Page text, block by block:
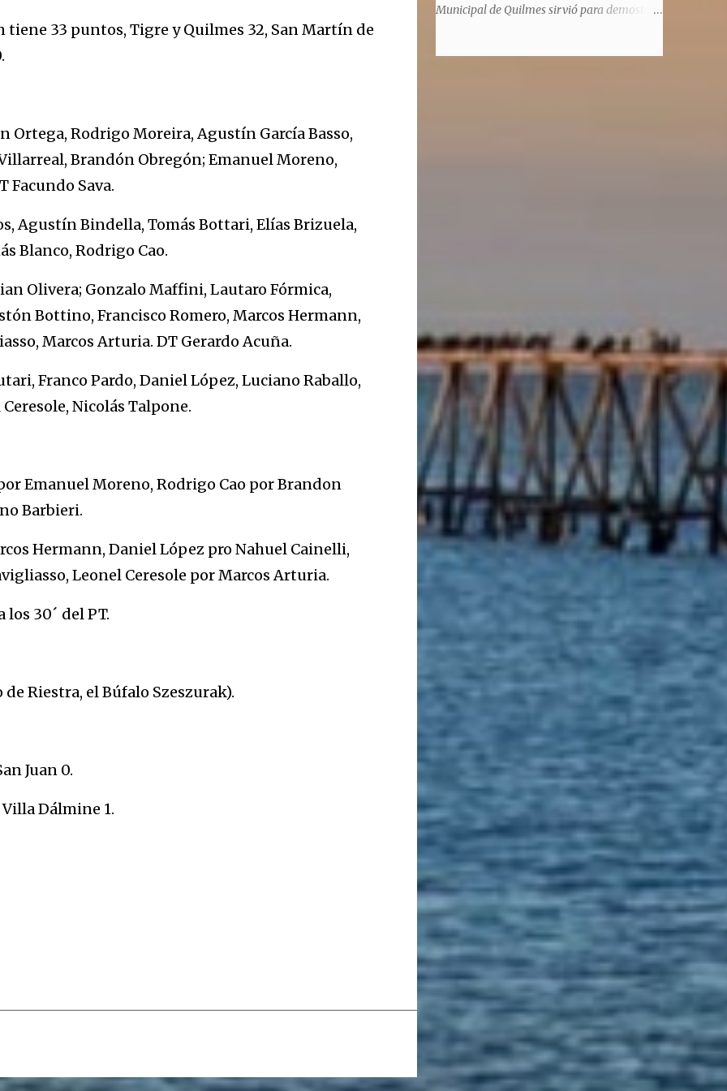
33 puntos, Tigre y Quilmes 32, San Martín de
Ortega, Rodrigo Moreira, Agustín García Basso,
Brandón Obregón; Emanuel Moreno,
Facundo Sava.
Agustín Bindella, Tomás Bottari, Elías Brizuela,
Blanco, Rodrigo Cao.
Olivera; Gonzalo Maffini, Lautaro Fórmica,
Bottino, Francisco Romero, Marcos Hermann,
Marcos Arturia. DT Gerardo Acuña.
Franco Pardo, Daniel López, Luciano Raballo,
Nicolás Talpone.
Emanuel Moreno, Rodrigo Cao por Brandon
Barbieri.
Hermann, Daniel López pro Nahuel Cainelli,
Leonel Ceresole por Marcos Arturia.
30´ del PT.
Riestra, el Búfalo Szeszurak).
Juan 0.
Dálmine 1.
significaba de ninguna manera que era ad
Municipal de Quilmes sirvió para demostrar
padecido. El relato tiene morriña, saudades,
el canto a Galicia, tierra de los padres y
ancestros que llegaron a integrar la inmensa
masa de inmigrantes que ar...